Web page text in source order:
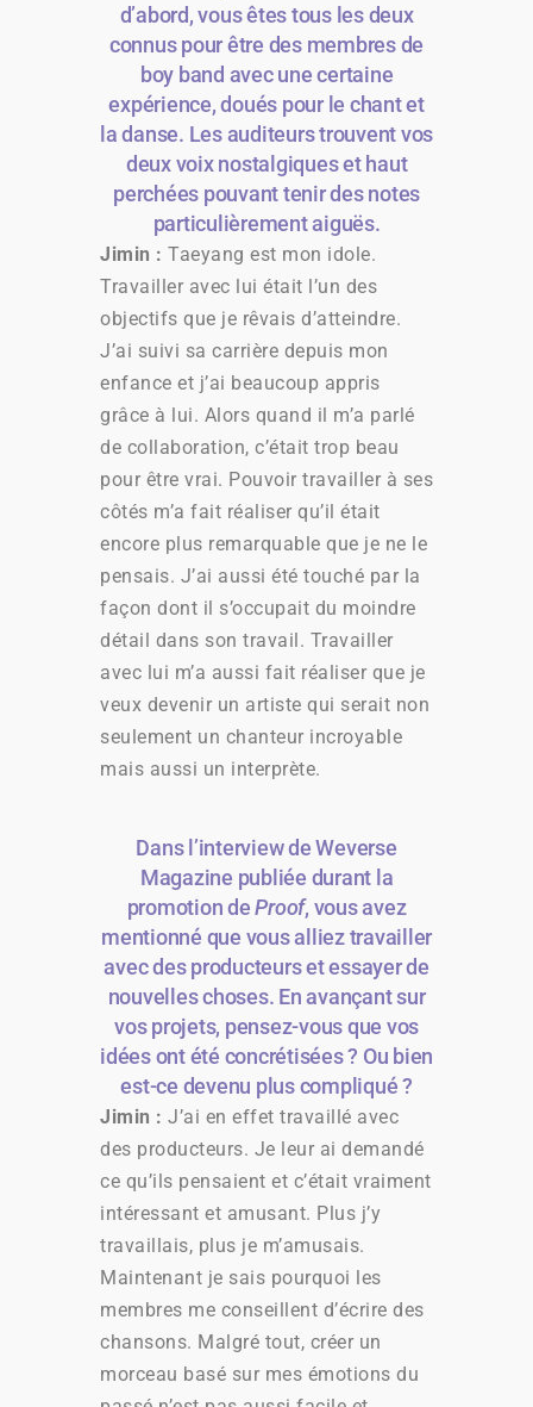
d’abord, vous êtes tous les deux
connus pour être des membres de
boy band avec une certaine
expérience, doués pour le chant et
la danse. Les auditeurs trouvent vos
deux voix nostalgiques et haut
perchées pouvant tenir des notes
particulièrement aiguës.
Jimin : Taeyang est mon idole.
Travailler avec lui était l’un des
objectifs que je rêvais d’atteindre.
J’ai suivi sa carrière depuis mon
enfance et j’ai beaucoup appris
grâce à lui. Alors quand il m’a parlé
de collaboration, c’était trop beau
pour être vrai. Pouvoir travailler à ses
côtés m’a fait réaliser qu’il était
encore plus remarquable que je ne le
pensais. J’ai aussi été touché par la
façon dont il s’occupait du moindre
détail dans son travail. Travailler
avec lui m’a aussi fait réaliser que je
veux devenir un artiste qui serait non
seulement un chanteur incroyable
mais aussi un interprète.
Dans l’interview de Weverse
Magazine publiée durant la
promotion deProof, vous avez
mentionné que vous alliez travailler
avec des producteurs et essayer de
nouvelles choses. En avançant sur
vos projets, pensez-vous que vos
idées ont été concrétisées ? Ou bien
est-ce devenu plus compliqué ?
Jimin : J’ai en effet travaillé avec
des producteurs. Je leur ai demandé
ce qu’ils pensaient et c’était vraiment
intéressant et amusant. Plus j’y
travaillais, plus je m’amusais.
Maintenant je sais pourquoi les
membres me conseillent d’écrire des
chansons. Malgré tout, créer un
morceau basé sur mes émotions du